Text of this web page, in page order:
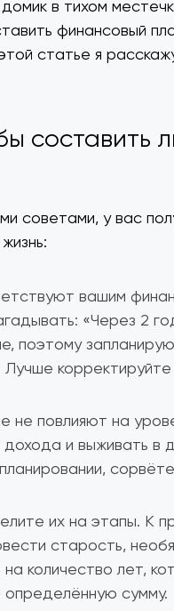
в тихом
финансовый
статье я
составить
советами, у вас
вашим
«Через 2
поэтому
повлияют на
и выживать в
их на этапы. К
старость,
количество лет,
определённую сумму.